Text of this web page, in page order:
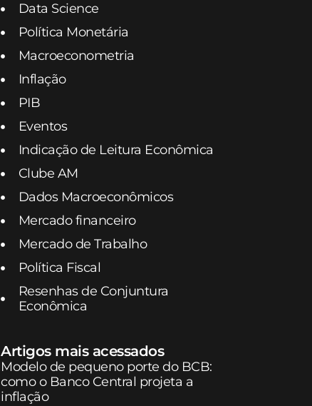
Data Science
Política Monetária
Macroeconometria
Inflação
PIB
Eventos
Indicação de Leitura Econômica
Clube AM
Dados Macroeconômicos
Mercado financeiro
Mercado de Trabalho
Política Fiscal
Resenhas de Conjuntura
Econômica
Artigos mais acessados
Modelo de pequeno porte do BCB:
como o Banco Central projeta a
inflação